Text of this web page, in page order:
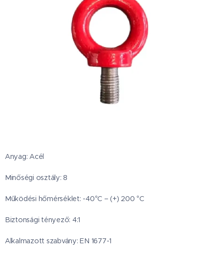
Anyag: Acél
Minőségi osztály: 8
Működési hőmérséklet: -40°C – (+) 200 °C
Biztonsági tényező: 4:1
Alkalmazott szabvány: EN 1677-1